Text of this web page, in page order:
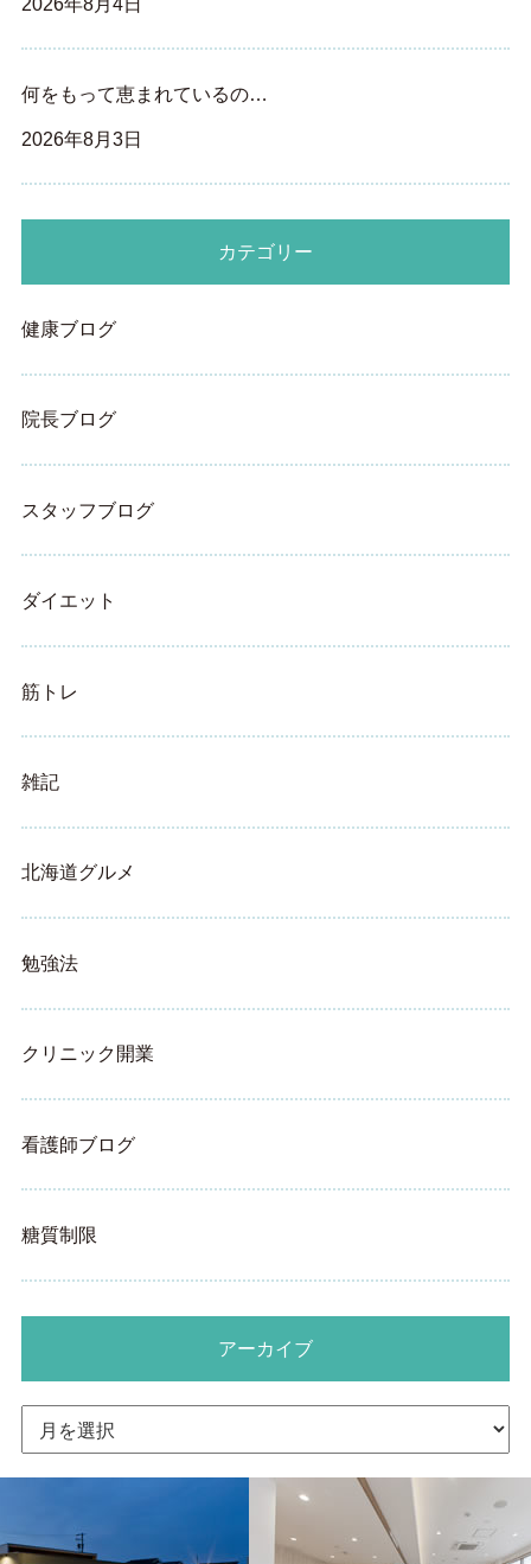
何をもって恵まれているの…
2026年8月3日
カテゴリー
健康ブログ
院長ブログ
スタッフブログ
ダイエット
筋トレ
雑記
北海道グルメ
勉強法
クリニック開業
看護師ブログ
糖質制限
アーカイブ
カ
イ